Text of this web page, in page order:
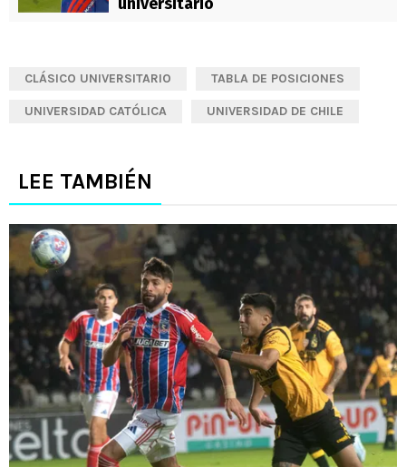
CLÁSICO UNIVERSITARIO TABLA DE POSICIONES
UNIVERSIDAD CATÓLICA UNIVERSIDAD DE CHILE
LEE TAMBIÉN